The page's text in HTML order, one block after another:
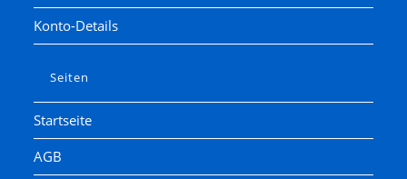
Konto-Details
Seiten
Startseite
AGB